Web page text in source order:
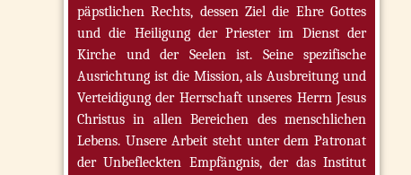
päpstlichen Rechts, dessen Ziel die Ehre Gottes
und die Heiligung der Priester im Dienst der
Kirche und der Seelen ist. Seine spezifische
Ausrichtung ist die Mission, als Ausbreitung und
Verteidigung der Herrschaft unseres Herrn Jesus
Christus in allen Bereichen des menschlichen
Lebens. Unsere Arbeit steht unter dem Patronat
der Unbefleckten Empfängnis, der das Institut